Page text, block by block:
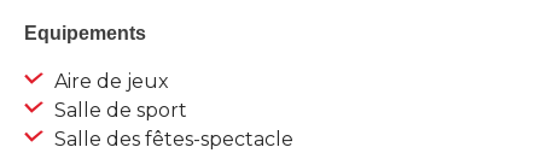
Equipements
Aire de jeux
Salle de sport
Salle des fêtes-spectacle